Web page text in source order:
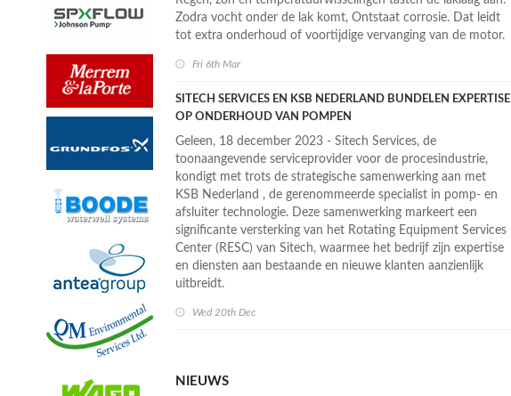
Zodra vocht onder de lak komt, Ontstaat corrosie. Dat leidt
tot extra onderhoud of voortijdige vervanging van de motor.
Fri 6th Mar
SITECH SERVICES EN KSB NEDERLAND BUNDELEN EXPERTISE
OP ONDERHOUD VAN POMPEN
Geleen, 18 december 2023 - Sitech Services, de
toonaangevende serviceprovider voor de procesindustrie,
kondigt met trots de strategische samenwerking aan met
KSB Nederland , de gerenommeerde specialist in pomp- en
afsluiter technologie. Deze samenwerking markeert een
significante versterking van het Rotating Equipment Services
Center (RESC) van Sitech, waarmee het bedrijf zijn expertise
en diensten aan bestaande en nieuwe klanten aanzienlijk
uitbreidt.
Wed 20th Dec
NIEUWS